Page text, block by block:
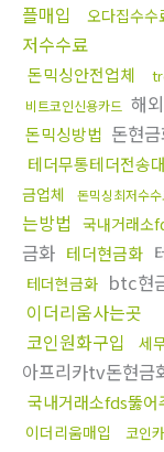
플매입
오다집수수
저수수료
돈믹싱안전업체
비트코인신용카드 해
돈믹싱방법 돈현
테더무통테더전송
금업체
돈믹싱최저수
는방법 국내거래소
금화 테더현금화
테더현금화 btc현
이더리움사는곳
코인원화구입
세
아프리카tv돈현금
국내거래소fds뚫어
이더리움매입 코인